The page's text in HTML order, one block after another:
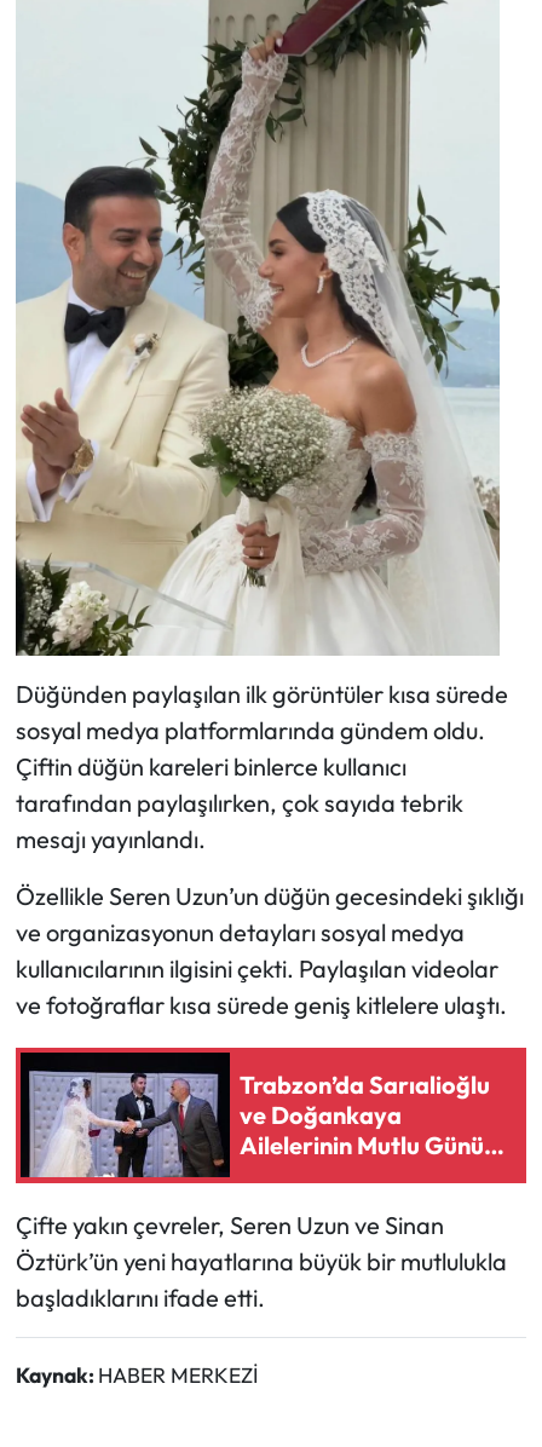
Düğünden paylaşılan ilk görüntüler kısa sürede
sosyal medya platformlarında gündem oldu.
Çiftin düğün kareleri binlerce kullanıcı
tarafından paylaşılırken, çok sayıda tebrik
mesajı yayınlandı.
Özellikle Seren Uzun’un düğün gecesindeki şıklığı
ve organizasyonun detayları sosyal medya
kullanıcılarının ilgisini çekti. Paylaşılan videolar
ve fotoğraflar kısa sürede geniş kitlelere ulaştı.
Trabzon’da Sarıalioğlu
ve Doğankaya
Ailelerinin Mutlu Günü:
Salon Doldu Taştı
Çifte yakın çevreler, Seren Uzun ve Sinan
Öztürk’ün yeni hayatlarına büyük bir mutlulukla
başladıklarını ifade etti.
Kaynak: HABER MERKEZİ